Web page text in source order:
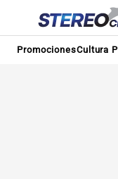
PromocionesCultura